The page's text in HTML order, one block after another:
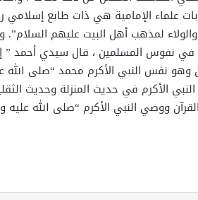
علماء الإمامية هي ذات طابع إسلامي
لمذهب أهل البيت عليهم السلام”.
في نفوس المسلمين ، قال سيدي أحمد ”
وهو نفس النبي الأكرم محمد “صلى الله
الأكرم في حديث المنزلة وحديث
ووصي النبي الأكرم “صلى الله عليه